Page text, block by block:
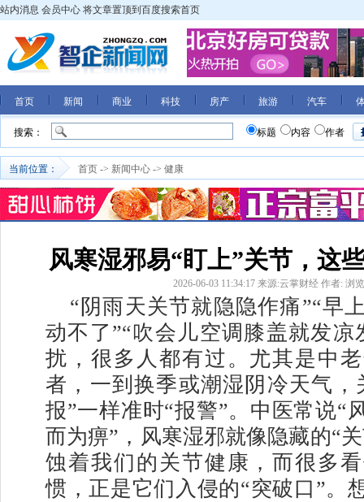
站内消息 会员中心 将文章置顶到百度搜索首页
首页 新闻 商业 科技 房产 旅游 汽车
搜索： 标题 内容 作者
当前位置： 首页 -> 新闻中心 -> 健康
风寒湿邪易“盯上”关节，这
2026-06-03 11:34:17 来源:云掌财经 作者: 浏
“阴雨天关节就隐隐作痛”“早
动不了”“吹会儿空调膝盖就发凉
扰，很多人都有过。尤其是中
者，一到换季或潮湿阴冷天气，
报”一样准时“报警”。中医常说“
而为痹”，风寒湿邪就像隐藏的“
蚀着我们的关节健康，而很多
惯，正是它们入侵的“突破口”。